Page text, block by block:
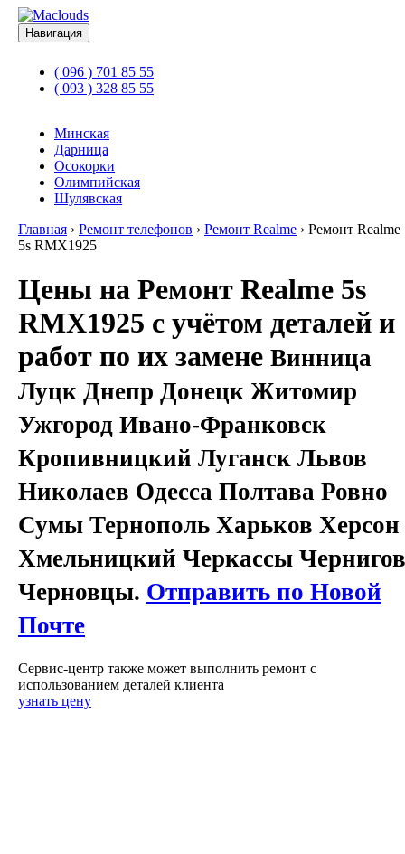
Навигация
( 096 ) 701 85 55
( 093 ) 328 85 55
Минская
Дарница
Осокорки
Олимпийская
Шулявская
Главная › Ремонт телефонов › Ремонт Realme › Ремонт Realme
5s RMX1925
Цены на Ремонт Realme 5s
RMX1925 с учётом деталей и
работ по их замене Винница
Луцк Днепр Донецк Житомир
Ужгород Ивано-Франковск
Кропивницкий Луганск Львов
Николаев Одесса Полтава Ровно
Сумы Тернополь Харьков Херсон
Хмельницкий Черкассы Чернигов
Черновцы. Отправить по Новой
Почте
Сервис-центр также может выполнить ремонт с
использованием деталей клиента
узнать цену